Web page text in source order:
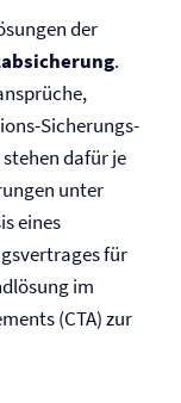
der
.
Sicherungs-
dafür je
unter
eines
für
im
(CTA) zur